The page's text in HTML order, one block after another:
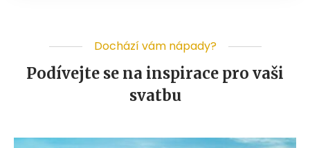
Dochází vám nápady?
Podívejte se na inspirace pro vaši
svatbu